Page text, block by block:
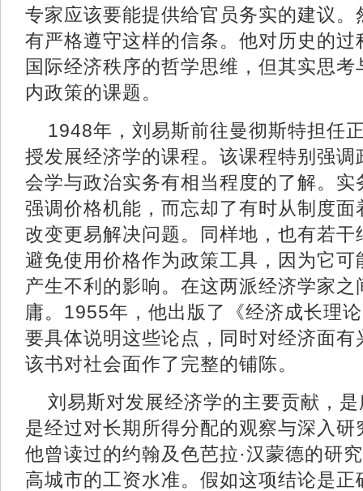
专家应该要能提供给官员务实的建议
有严格遵守这样的信条。他对历史的
国际经济秩序的哲学思维，但其实思
内政策的课题。
1948年，刘易斯前往曼彻斯特担任
授发展经济学的课程。该课程特别强
会学与政治实务有相当程度的了解。
强调价格机能，而忘却了有时从制度
改变更易解决问题。同样地，也有若
避免使用价格作为政策工具，因为它
产生不利的影响。在这两派经济学家
庸。1955年，他出版了《经济成长理
要具体说明这些论点，同时对经济面
该书对社会面作了完整的铺陈。
刘易斯对发展经济学的主要贡献，
是经过对长期所得分配的观察与深入
他曾读过的约翰及色芭拉·汉蒙德的研
高城市的工资水准。假如这项结论是